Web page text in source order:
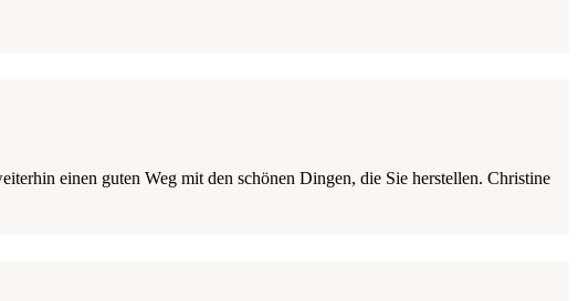
einen guten Weg mit den schönen Dingen, die Sie herstellen. Christine